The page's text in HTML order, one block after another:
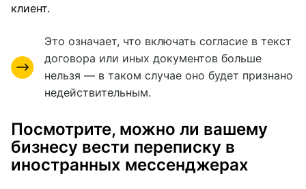
клиент.
Это означает, что включать согласие в текст
договора или иных документов больше
нельзя — в таком случае оно будет признано
недействительным.
Посмотрите, можно ли вашему
бизнесу вести переписку в
иностранных мессенджерах